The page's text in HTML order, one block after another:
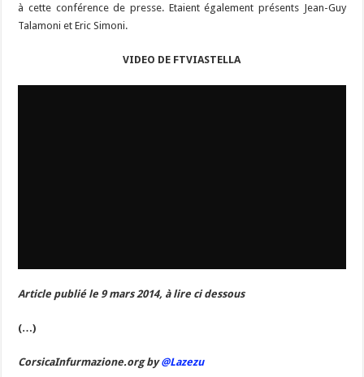
à cette conférence de presse. Etaient également présents Jean-Guy
Talamoni et Eric Simoni.
VIDEO DE FTVIASTELLA
Article publié le 9 mars 2014, à lire ci dessous
(…)
CorsicaInfurmazione.org by@Lazezu